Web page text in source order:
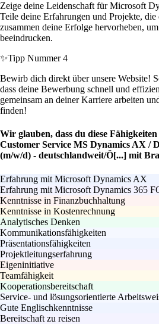
Zeige deine Leidenschaft für Microsoft
Teile deine Erfahrungen und Projekte, die
zusammen deine Erfolge hervorheben,
beeindrucken.
✨Tipp Nummer 4
Bewirb dich direkt über unsere Website!
dass deine Bewerbung schnell und
gemeinsam an deiner Karriere arbeiten
finden!
Wir glauben, dass du diese
Customer Service MS Dynamics AX /
(m/w/d) - deutschlandweit/Ö[...] mit
Erfahrung mit Microsoft Dynamics AX
Erfahrung mit Microsoft Dynamics 365
Kenntnisse in Finanzbuchhaltung
Kenntnisse in Kostenrechnung
Analytisches Denken
Kommunikationsfähigkeiten
Präsentationsfähigkeiten
Projektleitungserfahrung
Eigeninitiative
Teamfähigkeit
Kooperationsbereitschaft
Service- und lösungsorientierte
Gute Englischkenntnisse
Bereitschaft zu reisen